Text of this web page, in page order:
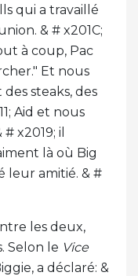
qui a travaillé
& # x201C;
à coup, Pac
Et nous
steaks, des
Aid et nous
x2019; il
là où Big
leur amitié. & #
les deux,
Selon le Vice
a déclaré: &